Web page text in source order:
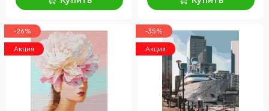
-26%
Акция
-35%
Акция